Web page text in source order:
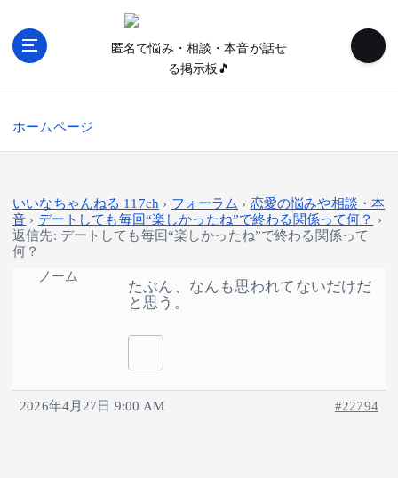
匿名で悩み・相談・本音が話せ
る掲示板🎵
ホームページ
いいなちゃんねる 117ch › フォーラム › 恋愛の悩みや相談・本
音 › デートしても毎回“楽しかったね”で終わる関係って何？
›
返信先: デートしても毎回“楽しかったね”で終わる関係って
何？
2026年4月27日 9:00 AM #22794
ノーム
たぶん、なんも思われてないだけだ
と思う。